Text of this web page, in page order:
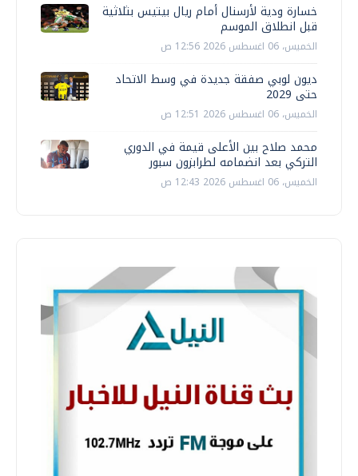
خسارة ودية لأرسنال أمام ريال بيتيس بثلاثية
قبل انطلاق الموسم
الخميس، 06 اغسطس 2026 12:56 ص
ديون لوبي صفقة جديدة في وسط الاتحاد
حتى 2029
الخميس، 06 اغسطس 2026 12:51 ص
محمد صلاح بين الأعلى قيمة في الدوري
التركي بعد انضمامه لطرابزون سبور
الخميس، 06 اغسطس 2026 12:43 ص